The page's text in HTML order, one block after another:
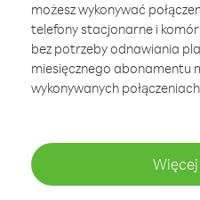
możesz wykonywać
telefony stacjonarne i
bez potrzeby odnawiania
miesięcznego abonamentu
wykonywanych połączeniach